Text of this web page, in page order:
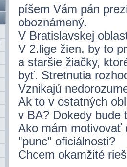
píšem Vám pán
oboznámený.
V Bratislavskej
V 2.lige žien, by to
a staršie žiačky,
byť. Stretnutia
Vznikajú
Ak to v ostatných
v BA? Dokedy bude
Ako mám motivovať
"punc" oficiálnosti?
Chcem okamžité